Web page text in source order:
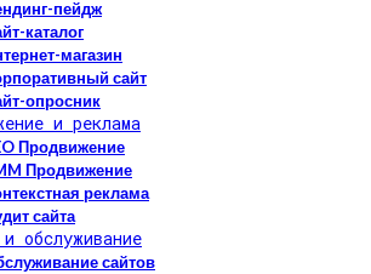
пейдж
каталог
магазин
сайт
опросник
и реклама
Продвижение
Продвижение
реклама
сайта
обслуживание
сайтов